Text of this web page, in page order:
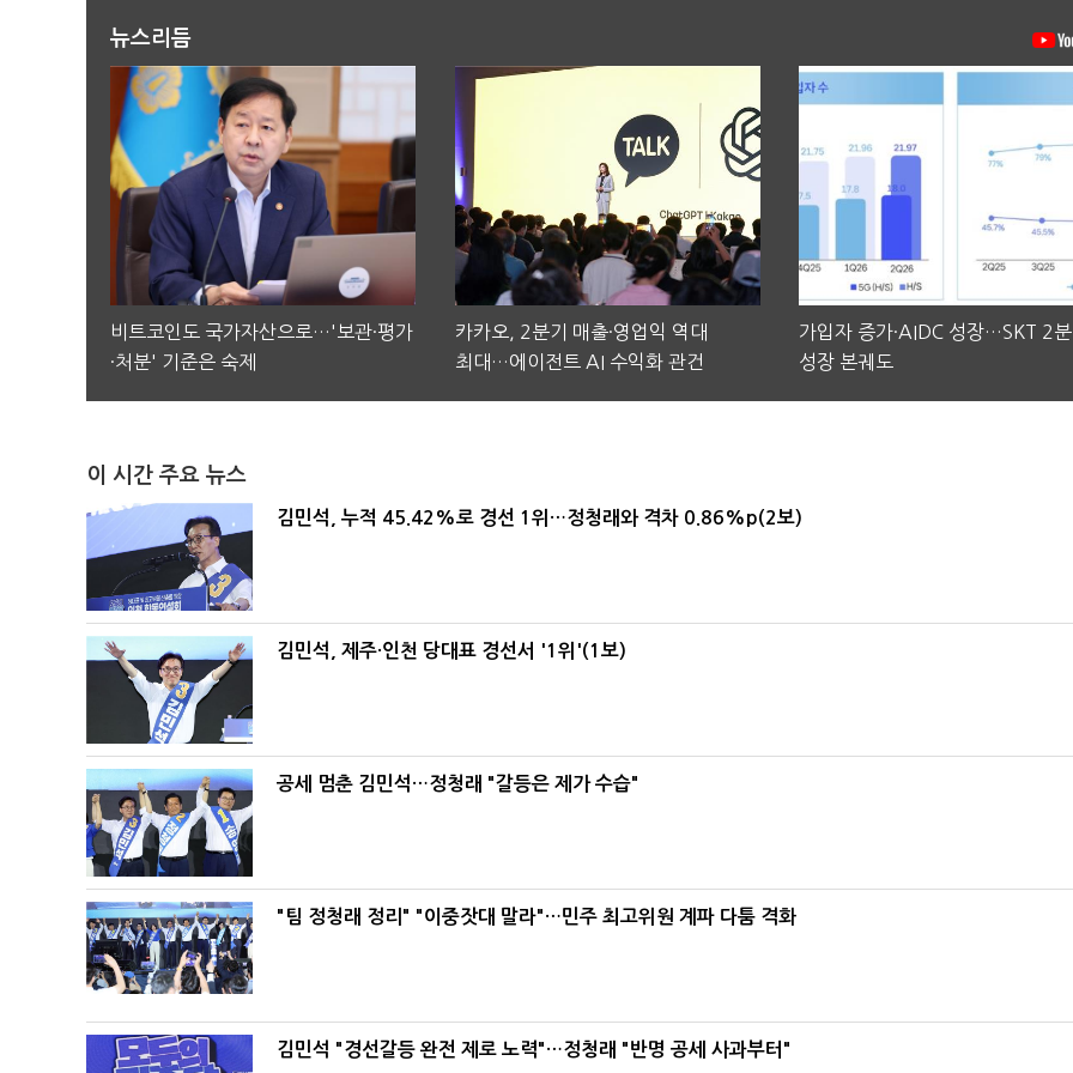
뉴스리듬
비트코인도 국가자산으로…'보관·평가
·처분' 기준은 숙제
카카오, 2분기 매출·영업익 역대
최대…에이전트 AI 수익화 관건
가입자 증가·AIDC 성장…SKT 2
성장 본궤도
이 시간 주요 뉴스
김민석, 누적 45.42%로 경선 1위…정청래와 격차 0.86%p(2보)
김민석, 제주·인천 당대표 경선서 '1위'(1보)
공세 멈춘 김민석…정청래 "갈등은 제가 수습"
"팀 정청래 정리" "이중잣대 말라"…민주 최고위원 계파 다툼 격화
김민석 "경선갈등 완전 제로 노력"…정청래 "반명 공세 사과부터"